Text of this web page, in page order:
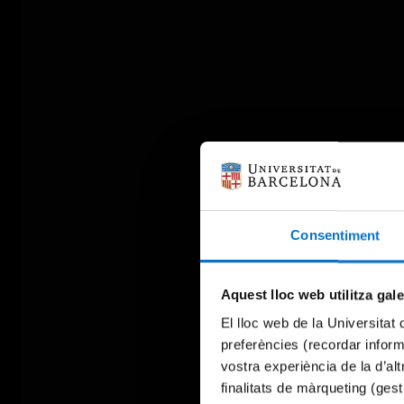
Consentiment
Aquest lloc web utilitza
El lloc web de la Universitat
preferències (recordar
vostra experiència de la
finalitats de màrqueting